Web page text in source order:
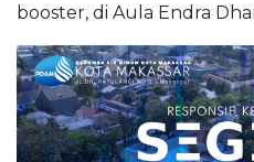
booster, di Aula Endra